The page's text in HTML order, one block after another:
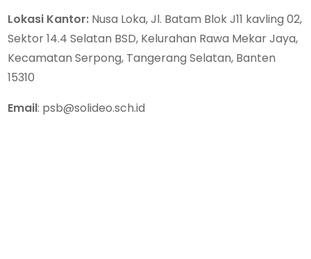
Lokasi Kantor: Nusa Loka, Jl. Batam Blok J11 kavling 02,
Sektor 14.4 Selatan BSD, Kelurahan Rawa Mekar Jaya,
Kecamatan Serpong, Tangerang Selatan, Banten
15310
Email: psb@solideo.sch.id